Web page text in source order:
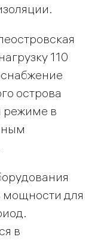
110
острова
режиме в
мощности для
в